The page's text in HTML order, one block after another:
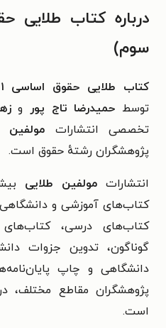
سوم)
کتاب طلایی حقوق اساسی ۱ (نسل سوم)
توسط حمیدرضا تاج پور و
تخصصی انتشارات مولفین
پژوهشگران رشتهٔ حقوق است.
انتشارات مولفین طلایی
کتاب‌های آموزشی و
کتاب‌های درسی،
گوناگون، تدوین جزوات
دانشگاهی و چاپ
پژوهشگران مقاطع مختلف،
است.